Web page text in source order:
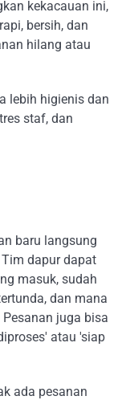
kekacauan ini,
bersih, dan
hilang atau
lebih higienis dan
staf, dan
baru langsung
dapur dapat
masuk, sudah
dan mana
juga bisa
atau 'siap
ada pesanan